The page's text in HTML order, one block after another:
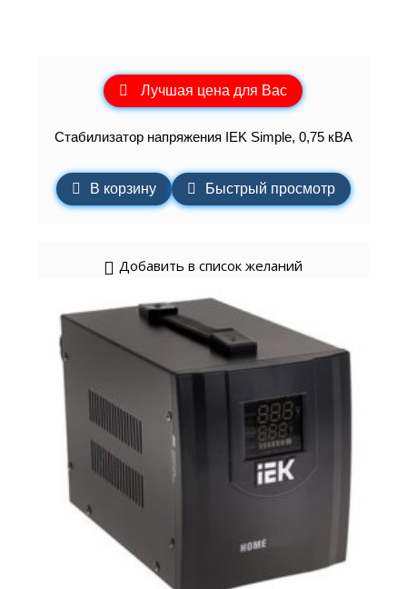
Лучшая цена для Вас
Стабилизатор напряжения IEK Simple, 0,75 кВА
В корзину Быстрый просмотр
Добавить в список желаний